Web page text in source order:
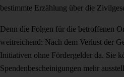
bestimmte Erzählung über die
Denn die Folgen für die betroffenen
weitreichend: Nach dem Verlust der
Initiativen ohne Fördergelder da. Sie
Spendenbescheinigungen mehr